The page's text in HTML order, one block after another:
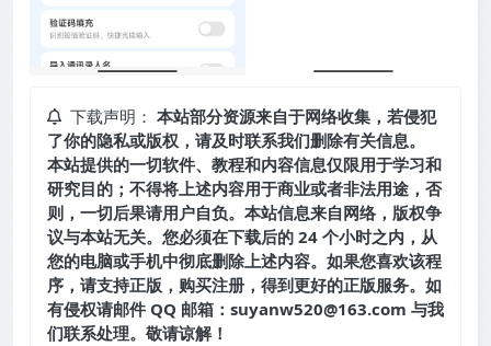
下载声明： 本站部分资源来自于网络收集，若侵犯
了你的隐私或版权，请及时联系我们删除有关信息。
本站提供的一切软件、教程和内容信息仅限用于学习和
研究目的；不得将上述内容用于商业或者非法用途，否
则，一切后果请用户自负。本站信息来自网络，版权争
议与本站无关。您必须在下载后的 24 个小时之内，从
您的电脑或手机中彻底删除上述内容。如果您喜欢该程
序，请支持正版，购买注册，得到更好的正版服务。如
有侵权请邮件 QQ 邮箱：suyanw520@163.com 与我
们联系处理。敬请谅解！